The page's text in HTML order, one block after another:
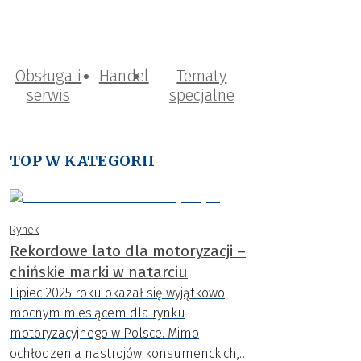
Obsługa i
serwis
Handel
Tematy
specjalne
TOP W KATEGORII
Rynek
Rekordowe lato dla motoryzacji –
chińskie marki w natarciu
Lipiec 2025 roku okazał się wyjątkowo
mocnym miesiącem dla rynku
motoryzacyjnego w Polsce. Mimo
ochłodzenia nastrojów konsumenckich,